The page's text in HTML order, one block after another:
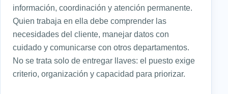
información, coordinación y atención permanente.
Quien trabaja en ella debe comprender las
necesidades del cliente, manejar datos con
cuidado y comunicarse con otros departamentos.
No se trata solo de entregar llaves: el puesto exige
criterio, organización y capacidad para priorizar.